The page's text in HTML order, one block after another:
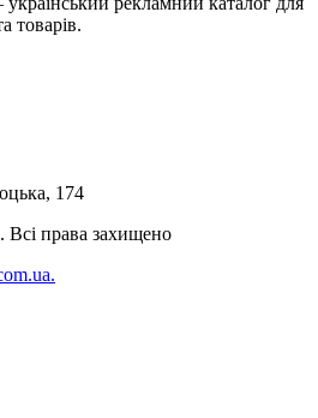
товарів.
174
Всі права захищено
.